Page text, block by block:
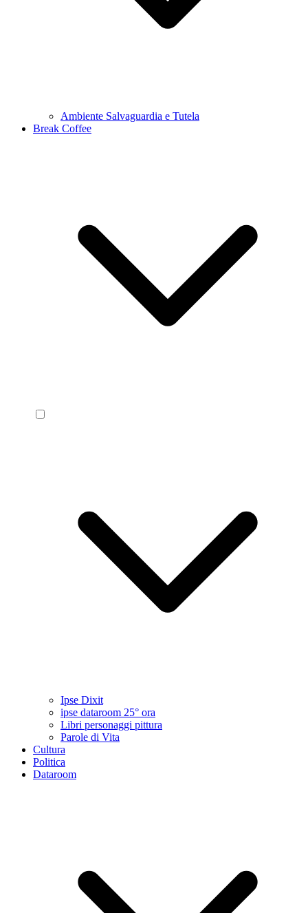
Ambiente Salvaguardia e Tutela
Break Coffee
Ipse Dixit
ipse dataroom 25° ora
Libri personaggi pittura
Parole di Vita
Cultura
Politica
Dataroom